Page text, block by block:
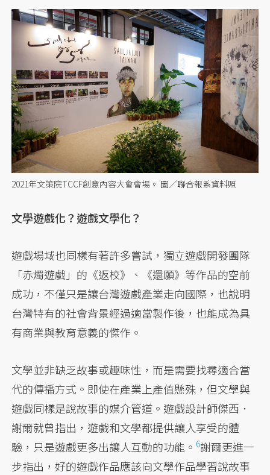
2021年文策院TCCF創意內容大會會場。 圖／聯合報系資料照
文學遊戲化？遊戲文學化？
遊戲場域也同樣有著許多嘗試，獨立遊戲開發團隊
「赤燭遊戲」的《返校》、《還願》等作品的空前
成功，不僅只是讓台灣遊戲產業走向國際，也說明
台灣特有的社會背景經過適當製作後，也能成為具
有商業與教育意義的傑作。
文學並非缺乏故事或趣味性，而是需要找尋適合當
代的傳播方式。即使在產業上產值懸殊，但文學與
遊戲同樣是說故事的媒介管道。遊戲設計師傑西．
謝爾就曾指出，遊戲和文學都提供讓人享受的體
驗， 只是遊戲更多出讓人互動的功能。 6謝爾更進一
步指出 ，好的遊戲作品應該向文學作品學習說故事